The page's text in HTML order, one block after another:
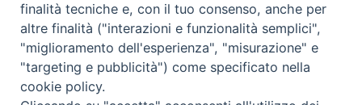
finalità tecniche e, con il tuo consenso, anche per
altre finalità ("interazioni e funzionalità semplici",
"miglioramento dell'esperienza", "misurazione" e
"targeting e pubblicità") come specificato nella
cookie policy.